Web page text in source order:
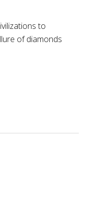
to
of diamonds